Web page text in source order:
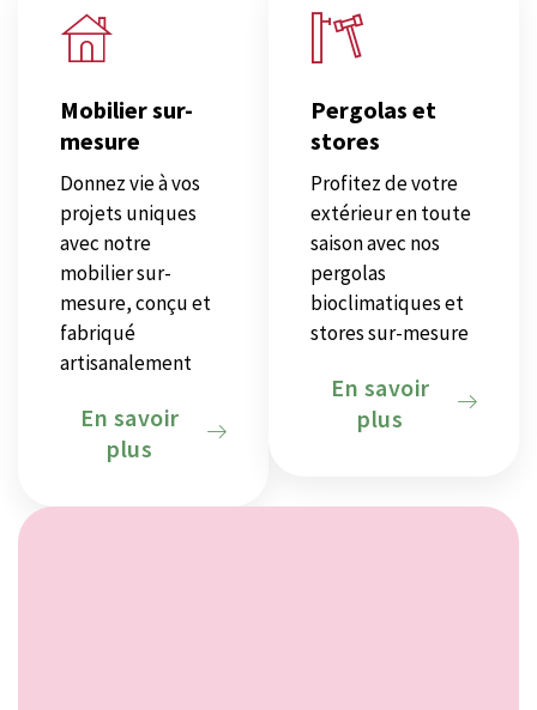
Mobilier sur-
mesure
Donnez vie à vos
projets uniques
avec notre
mobilier sur-
mesure, conçu et
fabriqué
artisanalement
En savoir
plus
Pergolas et
stores
Profitez de votre
extérieur en toute
saison avec nos
pergolas
bioclimatiques et
stores sur-mesure
En savoir
plus